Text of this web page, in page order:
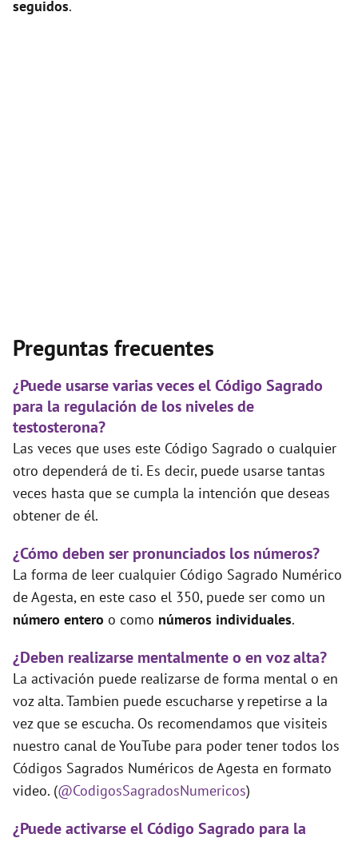
seguidos.
Preguntas frecuentes
¿Puede usarse varias veces el Código Sagrado
para la regulación de los niveles de
testosterona?
Las veces que uses este Código Sagrado o cualquier
otro dependerá de ti. Es decir, puede usarse tantas
veces hasta que se cumpla la intención que deseas
obtener de él.
¿Cómo deben ser pronunciados los números?
La forma de leer cualquier Código Sagrado Numérico
de Agesta, en este caso el 350, puede ser como un
número entero o como números individuales.
¿Deben realizarse mentalmente o en voz alta?
La activación puede realizarse de forma mental o en
voz alta. Tambien puede escucharse y repetirse a la
vez que se escucha. Os recomendamos que visiteis
nuestro canal de YouTube para poder tener todos los
Códigos Sagrados Numéricos de Agesta en formato
video. (@CodigosSagradosNumericos)
¿Puede activarse el Código Sagrado para la